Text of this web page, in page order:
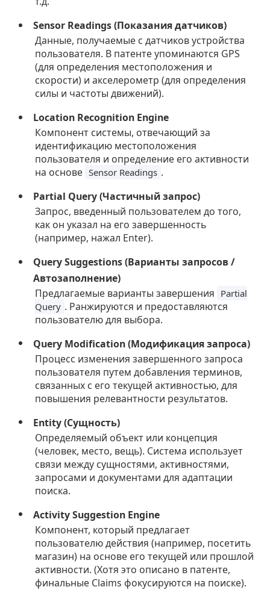
Sensor Readings (Показания датчиков)
Данные, получаемые с датчиков устройства
пользователя. В патенте упоминаются GPS
(для определения местоположения и
скорости) и акселерометр (для определения
силы и частоты движений).
Location Recognition Engine
Компонент системы, отвечающий за
идентификацию местоположения
пользователя и определение его активности
на основе Sensor Readings .
Partial Query (Частичный запрос)
Запрос, введенный пользователем до того,
как он указал на его завершенность
(например, нажал Enter).
Query Suggestions (Варианты запросов /
Автозаполнение)
Предлагаемые варианты завершения Partial
Query . Ранжируются и предоставляются
пользователю для выбора.
Query Modification (Модификация запроса)
Процесс изменения завершенного запроса
пользователя путем добавления терминов,
связанных с его текущей активностью, для
повышения релевантности результатов.
Entity (Сущность)
Определяемый объект или концепция
(человек, место, вещь). Система использует
связи между сущностями, активностями,
запросами и документами для адаптации
поиска.
Activity Suggestion Engine
Компонент, который предлагает
пользователю действия (например, посетить
магазин) на основе его текущей или прошлой
активности. (Хотя это описано в патенте,
финальные Claims фокусируются на поиске).